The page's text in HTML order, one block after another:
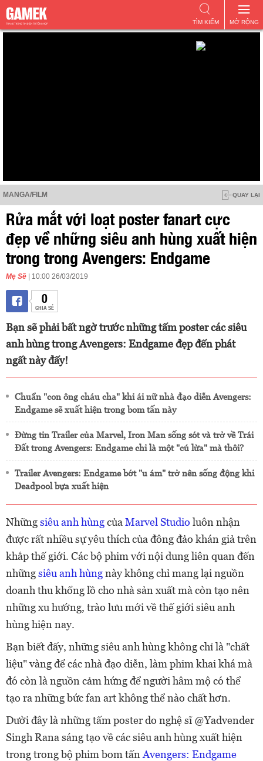
MỞ RỘNG
TÌM KIẾM
MANGA/FILM QUAY LẠI
Rửa mắt với loạt poster fanart cực
đẹp về những siêu anh hùng xuất hiện
trong trong Avengers: Endgame
Mẹ Sề | 10:00 26/03/2019
0
CHIA SẺ
Bạn sẽ phải bất ngờ trước những tấm poster các siêu
anh hùng trong Avengers: Endgame đẹp đến phát
ngất này đấy!
Chuẩn "con ông cháu cha" khi ái nữ nhà đạo diễn Avengers:
Endgame sẽ xuất hiện trong bom tấn này
Đừng tin Trailer của Marvel, Iron Man sống sót và trở về Trái
Đất trong Avengers: Endgame chỉ là một "cú lừa" mà thôi?
Trailer Avengers: Endgame bớt "u ám" trở nên sống động khi
Deadpool bựa xuất hiện
Nhữngsiêu anh hùngcủa Marvel Studio luôn nhận
được rất nhiều sự yêu thích của đông đảo khán giả trên
khắp thế giới. Các bộ phim với nội dung liên quan đến
nhữngsiêu anh hùngnày không chỉ mang lại nguồn
doanh thu khổng lồ cho nhà sản xuất mà còn tạo nên
những xu hướng, trào lưu mới về thế giới siêu anh
hùng hiện nay.
Bạn biết đấy, những siêu anh hùng không chỉ là "chất
liệu" vàng để cácnhà đạo diễn, làm phim khai khá mà
đó còn là nguồn cảm hứng để người hâm mộ có thể
tạo ra những bức fan art không thể nào chất hơn.
Dười đây là những tấm poster do nghệ sĩ @Yadvender
Singh Rana sáng tạo về các siêu anh hùng xuất hiện
trong trong bộ phim bom tấn Avengers: Endgame